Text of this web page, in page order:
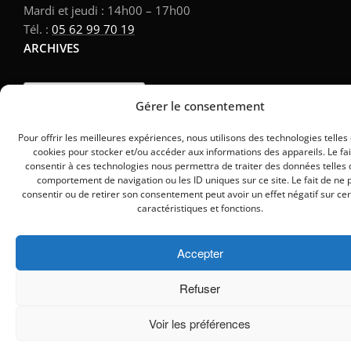
Gérer le consentement
Pour offrir les meilleures expériences, nous utilisons des technologies telles
cookies pour stocker et/ou accéder aux informations des appareils. Le
consentir à ces technologies nous permettra de traiter des données telles
comportement de navigation ou les ID uniques sur ce site. Le fait de ne
consentir ou de retirer son consentement peut avoir un effet négatif sur
caractéristiques et fonctions.
Accepter
Refuser
Voir les préférences
Mardi et jeudi : 14h00 – 17h00
Tél. : 05 62 99 70 19
ARCHIVES